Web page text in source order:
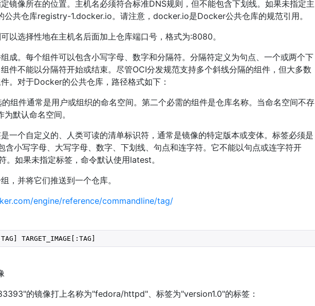
镜像所在的位置。主机名必须符合标准DNS规则，但不能包含下划线。如果未指定主
共仓库registry-1.docker.io。请注意，docker.io是Docker公共仓库的规范引用。
以选择性地在主机名后面加上仓库端口号，格式为:8080。
成。每个组件可以包含小写字母、数字和分隔符。分隔符定义为句点、一个或两个下
件不能以分隔符开始或结束。尽管OCI分发规范支持多个斜线分隔的组件，但大多数
。对于Docker的公共仓库，路径格式如下：
组件通常是用户或组织的命名空间。第二个必需的组件是仓库名称。当命名空间不存
默认命名空间。
一个自定义的、人类可读的清单标识符，通常是镜像的特定版本或变体。标签必须是
含小写字母、大写字母、数字、下划线、句点和连字符。它不能以句点或连字符开
。如果未指定标签，命令默认使用latest。
，并将它们推送到一个仓库。
engine/reference/commandline/tag/
TARGET_IMAGE[:TAG]
的镜像打上名称为"fedora/httpd"、标签为"version1.0"的标签：